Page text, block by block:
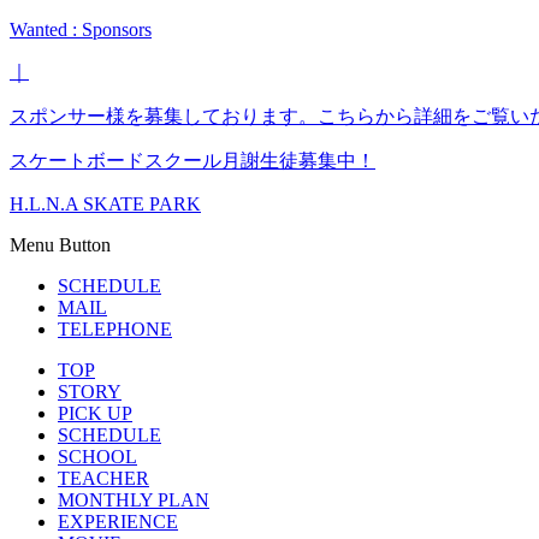
Wanted : Sponsors
スポンサー様を募集しております。こちらから詳細をご覧い
スケートボードスクール月謝生徒募集中！
H.L.N.A SKATE PARK
Menu Button
SCHEDULE
MAIL
TELEPHONE
TOP
STORY
PICK UP
SCHEDULE
SCHOOL
TEACHER
MONTHLY PLAN
EXPERIENCE